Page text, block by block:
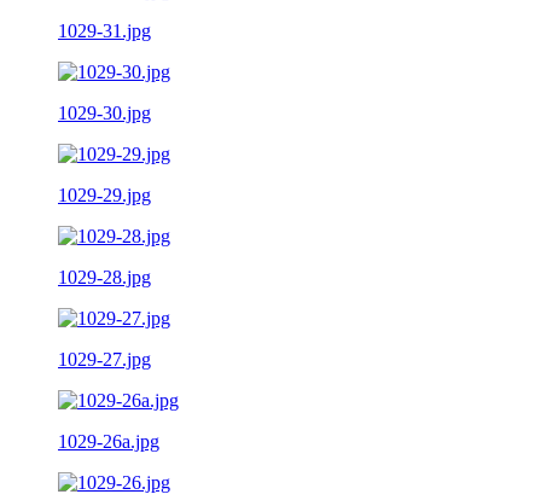
1029-31.jpg
1029-30.jpg
1029-29.jpg
1029-28.jpg
1029-27.jpg
1029-26a.jpg